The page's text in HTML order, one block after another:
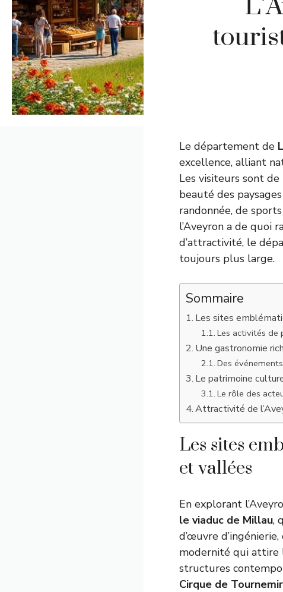
Le département de
excellence, alliant
Les visiteurs sont
beauté des
randonnée, de
l’Aveyron a de quoi
d’attractivité, le
toujours plus large.
Sommaire
Les sites
Les activités de
Une gastronomie
Des
Le patrimoine
Le rôle des
Attractivité de
Les sites
et vallées
En explorant
le viaduc de Millau,
d’œuvre
modernité qui attire
structures
Cirque de